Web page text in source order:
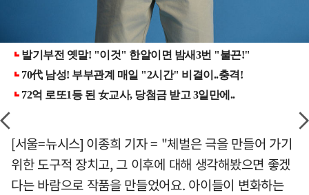
[서울=뉴시스] 이종희 기자 = "체벌은 극을 만들어 가기
위한 도구적 장치고, 그 이후에 대해 생각해봤으면 좋겠
다는 바람으로 작품을 만들었어요. 아이들이 변화하는